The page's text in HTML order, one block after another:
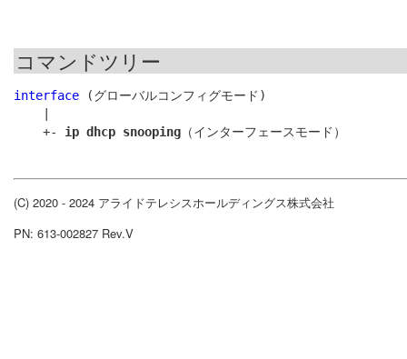
コマンドツリー
interface (グローバルコンフィグモード)
    +-
ip dhcp snooping
(C) 2020 - 2024 アライドテレシスホールディングス株式会社
PN: 613-002827 Rev.V